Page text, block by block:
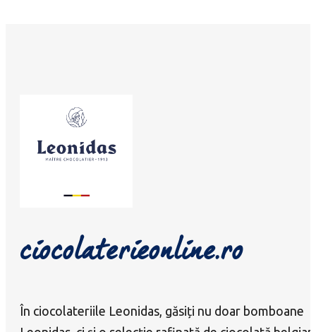
ciocolaterieonline.ro
În ciocolateriile Leonidas, găsiți nu doar bomboane